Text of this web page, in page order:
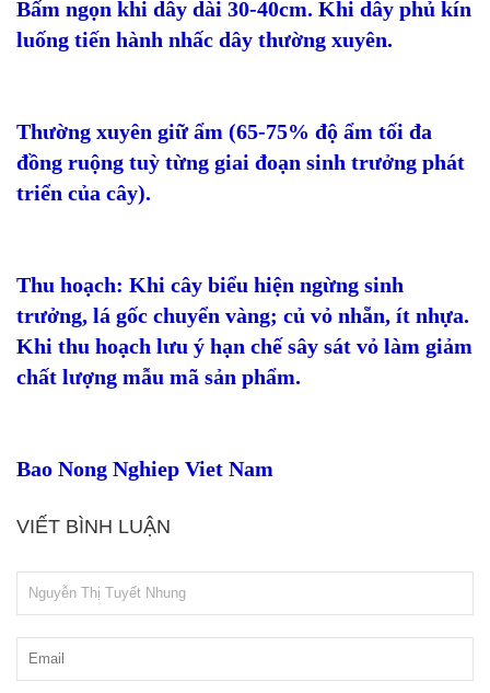
Bấm ngọn khi dây dài 30-40cm. Khi dây phủ kín
luống tiến hành nhấc dây thường xuyên.
Thường xuyên giữ ẩm (65-75% độ ẩm tối đa
đồng ruộng tuỳ từng giai đoạn sinh trưởng phát
triển của cây).
Thu hoạch: Khi cây biểu hiện ngừng sinh
trưởng, lá gốc chuyển vàng; củ vỏ nhẵn, ít nhựa.
Khi thu hoạch lưu ý hạn chế sây sát vỏ làm giảm
chất lượng mẫu mã sản phẩm.
Bao Nong Nghiep Viet Nam
VIẾT BÌNH LUẬN